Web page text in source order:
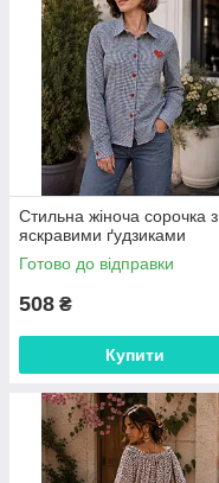
Стильна жіноча сорочка з
яскравими ґудзиками
Готово до відправки
508 ₴
Купити